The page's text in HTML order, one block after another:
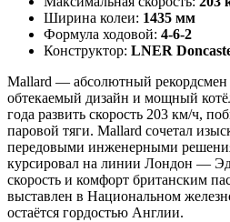
Ширина колеи: 1435 мм
Формула ходовой: 4-6-2
Конструктор: LNER
Mallard — абсолютный рекордсмен
обтекаемый дизайн и мощный
года развить скорость 203 км/ч,
паровой тяги. Mallard сочетал
передовыми инженерными
курсировал на линии Лондон —
скорость и комфорт британским
выставлен в Национальном
остаётся гордостью Англии.